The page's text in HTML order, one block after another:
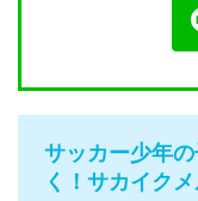
サッカー少年
く！サカイク